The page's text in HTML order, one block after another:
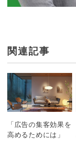
関連記事
「広告の集客効果を
高めるためには」